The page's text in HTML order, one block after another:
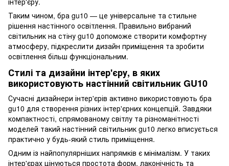
Таким чином, бра gu10 — це універсальне та стильне
рішення настінного освітлення. Правильно вибраний
світильник на стіну gu10 допоможе створити комфортну
атмосферу, підкреслити дизайн приміщення та зробити
освітлення більш функціональним.
Стилі та дизайни інтер'єру, в яких
використовують настінний світильник GU10
Сучасні дизайнери інтер'єрів активно використовують бра
gu10 для створення різних інтер'єрних концепцій. Завдяки
компактності, спрямованому світлу та різноманітності
моделей такий настінний світильник gu10 легко вписується
практично у будь-який стиль приміщення.
Одним із найпопулярніших напрямків є мінімалізм. У таких
інтер'єрах цінуються простота форм, лаконічність та